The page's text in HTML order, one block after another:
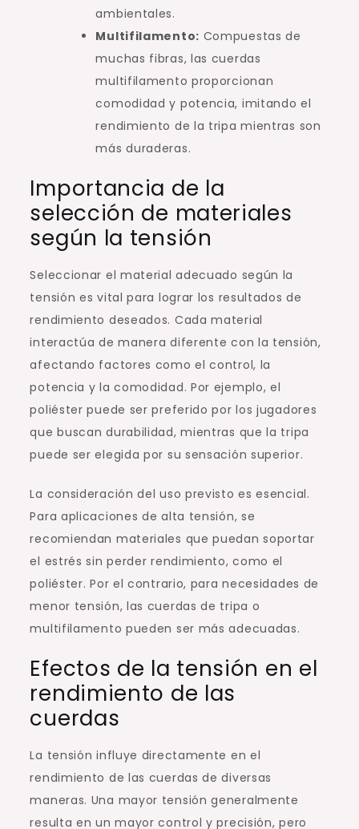
ambientales.
Multifilamento: Compuestas de
muchas fibras, las cuerdas
multifilamento proporcionan
comodidad y potencia, imitando el
rendimiento de la tripa mientras son
más duraderas.
Importancia de la
selección de materiales
según la tensión
Seleccionar el material adecuado según la
tensión es vital para lograr los resultados de
rendimiento deseados. Cada material
interactúa de manera diferente con la tensión,
afectando factores como el control, la
potencia y la comodidad. Por ejemplo, el
poliéster puede ser preferido por los jugadores
que buscan durabilidad, mientras que la tripa
puede ser elegida por su sensación superior.
La consideración del uso previsto es esencial.
Para aplicaciones de alta tensión, se
recomiendan materiales que puedan soportar
el estrés sin perder rendimiento, como el
poliéster. Por el contrario, para necesidades de
menor tensión, las cuerdas de tripa o
multifilamento pueden ser más adecuadas.
Efectos de la tensión en el
rendimiento de las
cuerdas
La tensión influye directamente en el
rendimiento de las cuerdas de diversas
maneras. Una mayor tensión generalmente
resulta en un mayor control y precisión, pero